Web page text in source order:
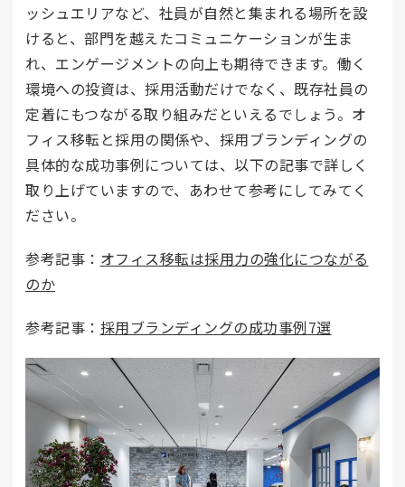
ッシュエリアなど、社員が自然と集まれる場所を設
けると、部門を越えたコミュニケーションが生ま
れ、エンゲージメントの向上も期待できます。働く
環境への投資は、採用活動だけでなく、既存社員の
定着にもつながる取り組みだといえるでしょう。オ
フィス移転と採用の関係や、採用ブランディングの
具体的な成功事例については、以下の記事で詳しく
取り上げていますので、あわせて参考にしてみてく
ださい。
参考記事： オフィス移転は採用力の強化につながる
のか
参考記事： 採用ブランディングの成功事例7選